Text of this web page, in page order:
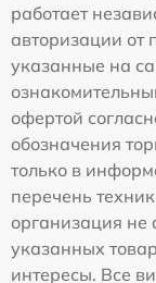
работает
авторизации от
указанные на
офертой
обозначения
только в
перечень
организация
указанных
интересы. Все